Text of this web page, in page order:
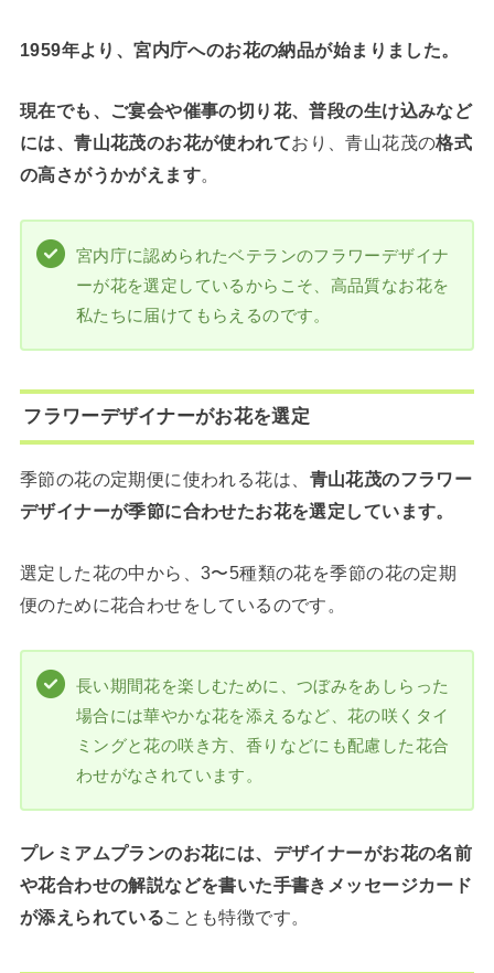
1959年より、宮内庁へのお花の納品が始まりました。
現在でも、ご宴会や催事の切り花、普段の生け込みなど
には、青山花茂のお花が使われており、青山花茂の格式
の高さがうかがえます。
宮内庁に認められたベテランのフラワーデザイナ
ーが花を選定しているからこそ、高品質なお花を
私たちに届けてもらえるのです。
フラワーデザイナーがお花を選定
季節の花の定期便に使われる花は、 青山花茂のフラワー
デザイナーが季節に合わせたお花を選定しています。
選定した花の中から、3〜5種類の花を季節の花の定期
便のために花合わせをしているのです。
長い期間花を楽しむために、つぼみをあしらった
場合には華やかな花を添えるなど、花の咲くタイ
ミングと花の咲き方、香りなどにも配慮した花合
わせがなされています。
プレミアムプランのお花には、デザイナーがお花の名前
や花合わせの解説などを書いた手書きメッセージカード
が添えられていることも特徴です。